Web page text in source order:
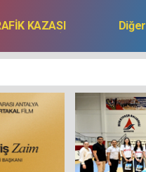
KAZASI
Diğer